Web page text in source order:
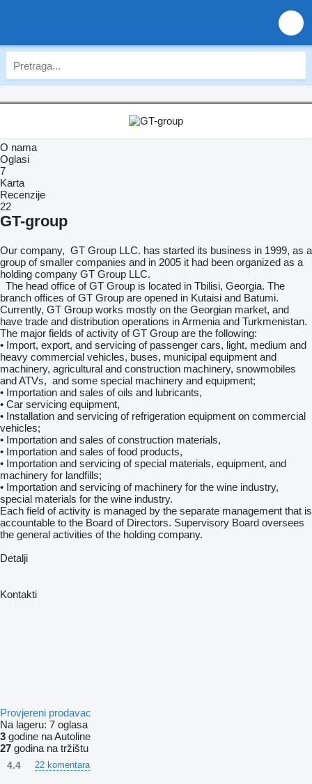
O nama
Oglasi
7
Karta
Recenzije
22
GT-group
Our company, GT Group LLC. has started its business in 1999, as a
group of smaller companies and in 2005 it had been organized as a
holding company GT Group LLC.
The head office of GT Group is located in Tbilisi, Georgia. The
branch offices of GT Group are opened in Kutaisi and Batumi.
Currently, GT Group works mostly on the Georgian market, and
have trade and distribution operations in Armenia and Turkmenistan.
The major fields of activity of GT Group are the following:
• Import, export, and servicing of passenger cars, light, medium and
heavy commercial vehicles, buses, municipal equipment and
machinery, agricultural and construction machinery, snowmobiles
and ATVs, and some special machinery and equipment;
• Importation and sales of oils and lubricants,
• Car servicing equipment,
• Installation and servicing of refrigeration equipment on commercial
vehicles;
• Importation and sales of construction materials,
• Importation and sales of food products,
• Importation and servicing of special materials, equipment, and
machinery for landfills;
• Importation and servicing of machinery for the wine industry,
special materials for the wine industry.
Each field of activity is managed by the separate management that is
accountable to the Board of Directors. Supervisory Board oversees
the general activities of the holding company.
Detalji
Kontakti
Provjereni prodavac
Na lageru: 7 oglasa
3 godine na Autoline
27 godina na tržištu
4.4 22 komentara